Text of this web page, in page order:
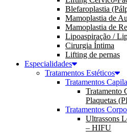
Blefaroplastia
Mamoplastia de
Mamoplastia de
Lipoaspiração /
Cirurgia Íntima
Lifting de pernas
Especialidades
Tratamentos Estéticos
Tratamentos
Tratamento
Plaquetas
Tratamentos
Ultrassons
– HIFU